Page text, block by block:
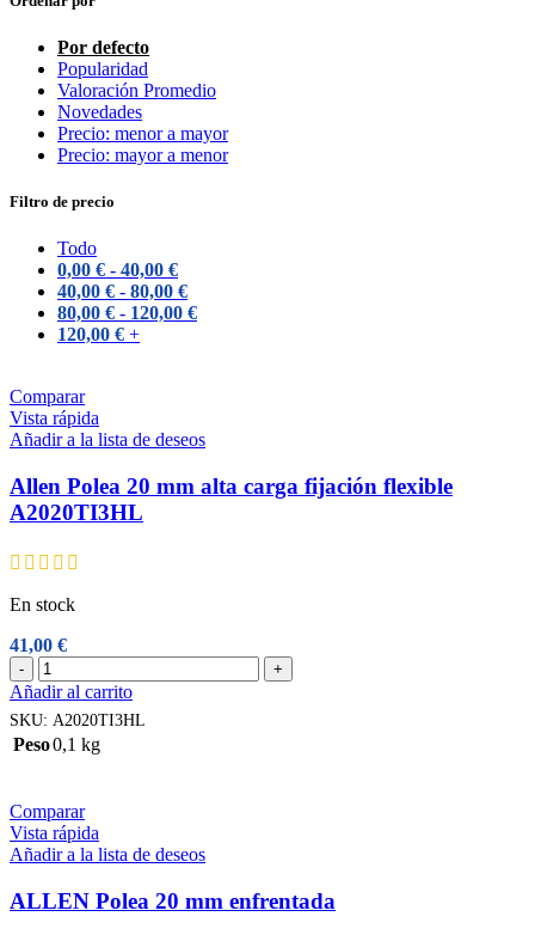
Por defecto
Popularidad
Valoración Promedio
Novedades
Precio: menor a mayor
Precio: mayor a menor
Filtro de precio
Todo
0,00 € - 40,00 €
40,00 € - 80,00 €
80,00 € - 120,00 €
120,00 € +
Comparar
Vista rápida
Añadir a la lista de deseos
Allen Polea 20 mm alta carga fijación flexible
A2020TI3HL
En stock
41,00 €
-
Allen
Polea
mm
alta
flexible
A2020TI3HL
cantidad
+
Añadir al carrito
SKU: A2020TI3HL
Peso0,1 kg
Comparar
Vista rápida
Añadir a la lista de deseos
ALLEN Polea 20 mm enfrentada